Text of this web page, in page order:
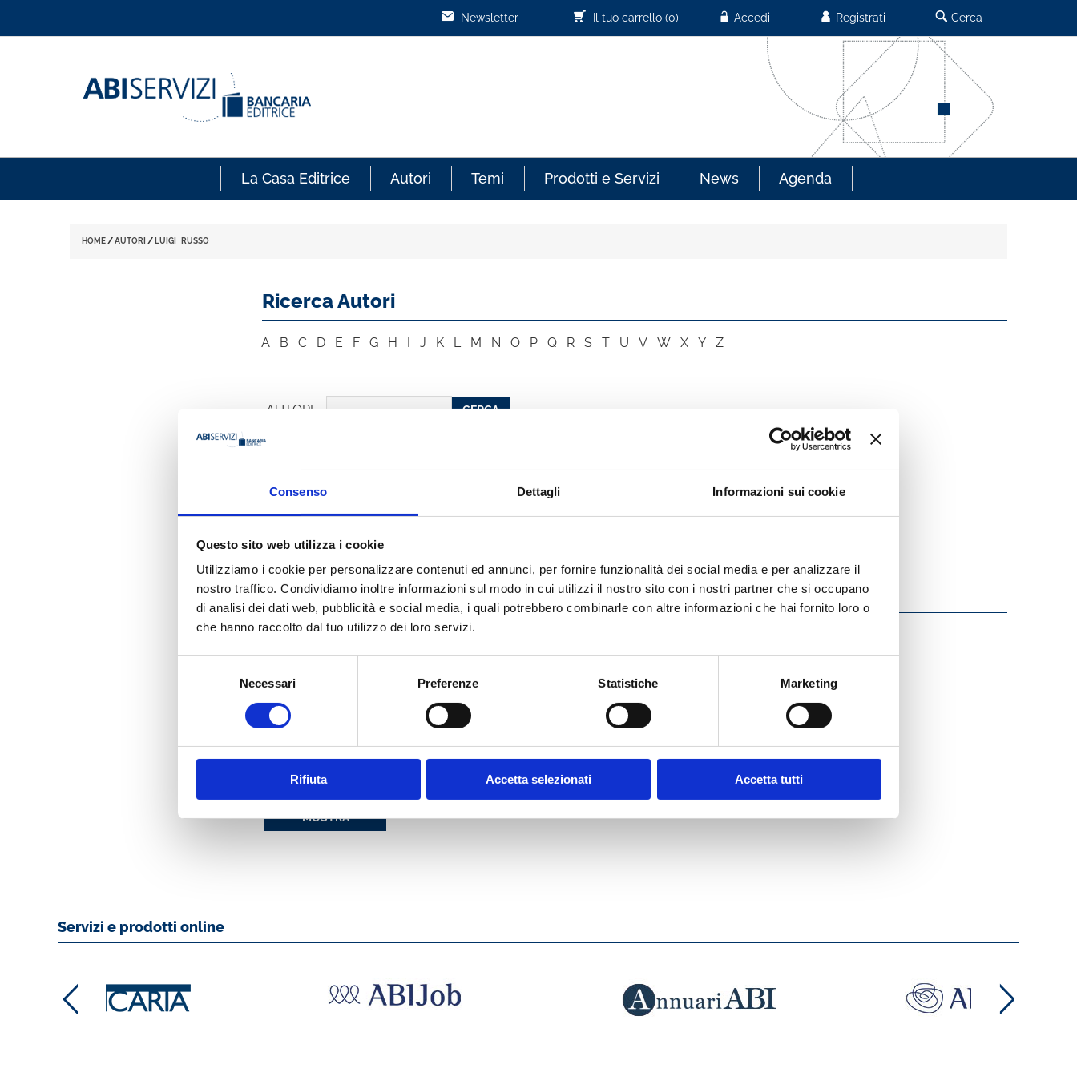
Consenso Dettagli Informazioni sui cookie
Questo sito web utilizza i cookie
Utilizziamo i cookie per personalizzare contenuti ed annunci, per fornire funzionalità dei social media e per analizzare il
nostro traffico. Condividiamo inoltre informazioni sul modo in cui utilizzi il nostro sito con i nostri partner che si occupano
di analisi dei dati web, pubblicità e social media, i quali potrebbero combinarle con altre informazioni che hai fornito loro o
che hanno raccolto dal tuo utilizzo dei loro servizi.
Necessari Preferenze Statistiche Marketing
Rifiuta Accetta selezionati Accetta tutti
Cerca
Registrati
Accedi
Il tuo carrello (0)
Newsletter
La Casa Editrice Autori Temi Prodotti e Servizi News Agenda
HOME /AUTORI / LUIGI RUSSO
Ricerca Autori
A B C D E F G H I J K L M N O P Q R S T U V W X Y Z
AUTORE CERCA
Luigi Russo
Ha pubblicato con noi
LA GESTIONE DEI
RISCHI FINANZIARI E
CLIMATICI.
L’ESPERIENZA IN UNA
BANCA CENTRALE
MOSTRA
LA GESTIONE DEI
RISCHI FINANZIARI E
CLIMATICI.
L’ESPERIENZA IN UNA
BANCA CENTRALE
MOSTRA
Servizi e prodotti online